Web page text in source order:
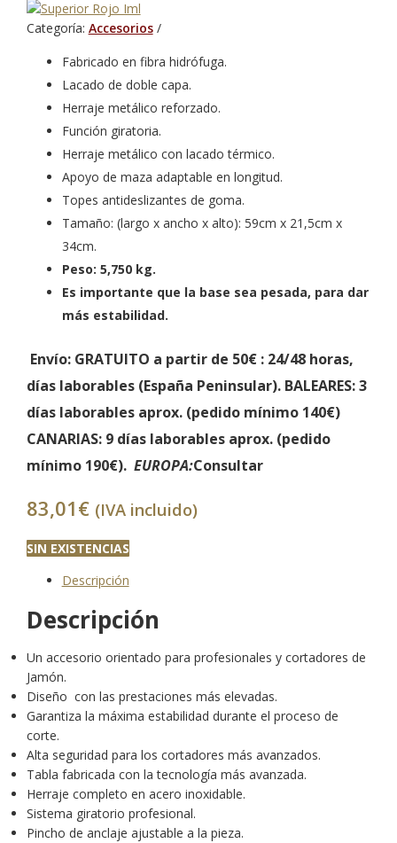
Categoría: Accesorios
Fabricado en fibra hidrófuga.
Lacado de doble capa.
Herraje metálico reforzado.
Función giratoria.
Herraje metálico con lacado térmico.
Apoyo de maza adaptable en longitud.
Topes antideslizantes de goma.
Tamaño: (largo x ancho x alto): 59cm x 21,5cm x
34cm.
Peso: 5,750 kg.
Es importante que la base sea pesada, para dar
más estabilidad.
Envío: GRATUITO a partir de 50€: 24/48 horas,
días laborables (España Peninsular). BALEARES:3
días laborables aprox. (pedido mínimo 140€)
CANARIAS: 9 días laborables aprox. (pedido
mínimo 190€). EUROPA:Consultar
83,01€ (IVA incluido)
SIN EXISTENCIAS
Descripción
Descripción
Un accesorio orientado para profesionales y cortadores de
Jamón.
Diseño con las prestaciones más elevadas.
Garantiza la máxima estabilidad durante el proceso de
corte.
Alta seguridad para los cortadores más avanzados.
Tabla fabricada con la tecnología más avanzada.
Herraje completo en acero inoxidable.
Sistema giratorio profesional.
Pincho de anclaje ajustable a la pieza.